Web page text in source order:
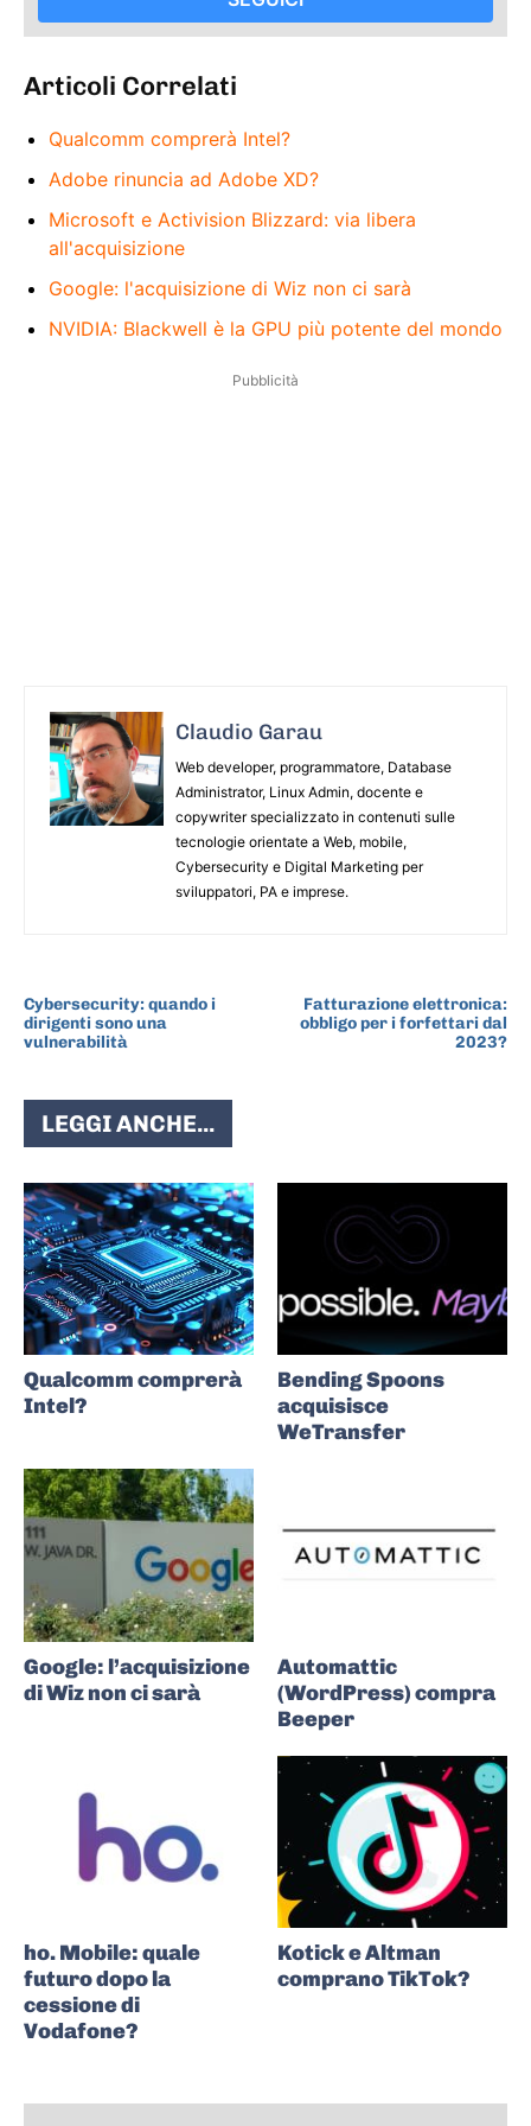
Articoli Correlati
Qualcomm comprerà Intel?
Adobe rinuncia ad Adobe XD?
Microsoft e Activision Blizzard: via libera
all'acquisizione
Google: l'acquisizione di Wiz non ci sarà
NVIDIA: Blackwell è la GPU più potente del mondo
Pubblicità
Claudio Garau
Web developer, programmatore, Database
Administrator, Linux Admin, docente e
copywriter specializzato in contenuti sulle
tecnologie orientate a Web, mobile,
Cybersecurity e Digital Marketing per
sviluppatori, PA e imprese.
Cybersecurity: quando i
dirigenti sono una
vulnerabilità
Fatturazione elettronica:
obbligo per i forfettari dal
2023?
LEGGI ANCHE...
Qualcomm comprerà
Intel?
Bending Spoons
acquisisce
WeTransfer
Google: l’acquisizione
di Wiz non ci sarà
Automattic
(WordPress) compra
Beeper
ho. Mobile: quale
futuro dopo la
cessione di
Vodafone?
Kotick e Altman
comprano TikTok?